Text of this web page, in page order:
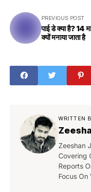
PREVIOUS POST
पाई डे क्या है? 14
क्यों मनाया जाता है
WRITTEN
Zeeshan
Covering
Reports
Focus